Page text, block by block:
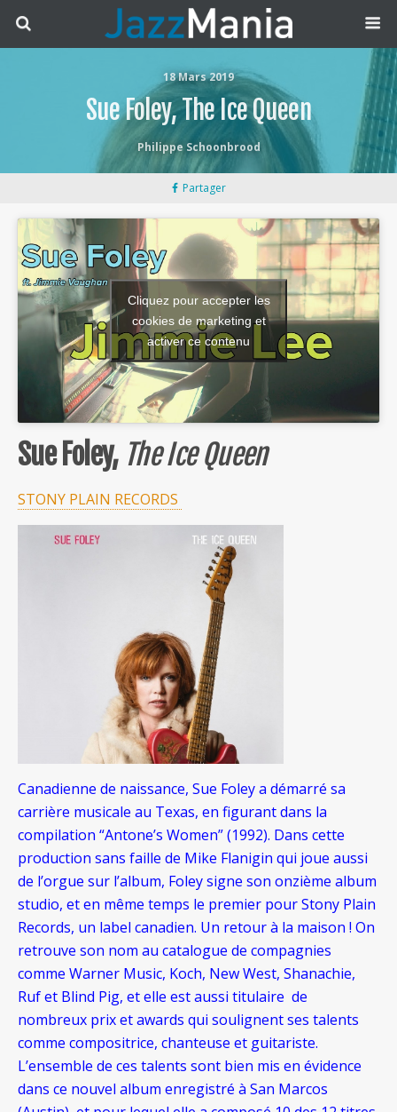
18 Mars 2019
Sue Foley, The Ice Queen
Philippe Schoonbrood
Partager
Cliquez pour accepter les
cookies de marketing et
activer ce contenu
Sue Foley, The Ice Queen
STONY PLAIN RECORDS
Canadienne de naissance, Sue Foley a démarré sa
carrière musicale au Texas, en figurant dans la
compilation “Antone’s Women” (1992). Dans cette
production sans faille de Mike Flanigin qui joue aussi
de l’orgue sur l’album, Foley signe son onzième album
studio, et en même temps le premier pour Stony Plain
Records, un label canadien. Un retour à la maison ! On
retrouve son nom au catalogue de compagnies
comme Warner Music, Koch, New West, Shanachie,
Ruf et Blind Pig, et elle est aussi titulaire de
nombreux prix et awards qui soulignent ses talents
comme compositrice, chanteuse et guitariste.
L’ensemble de ces talents sont bien mis en évidence
dans ce nouvel album enregistré à San Marcos